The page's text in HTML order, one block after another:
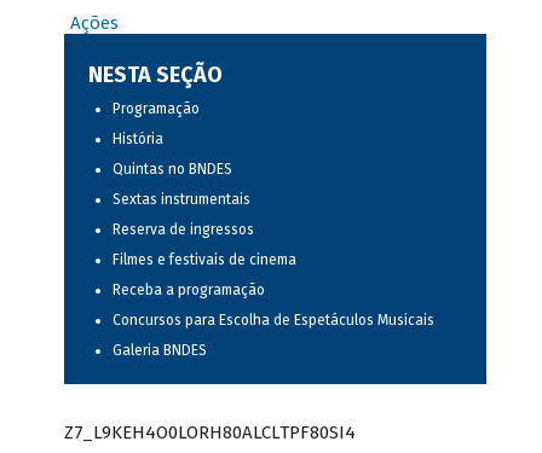
Ações
NESTA SEÇÃO
Programação
História
Quintas no BNDES
Sextas instrumentais
Reserva de ingressos
Filmes e festivais de cinema
Receba a programação
Concursos para Escolha de Espetáculos Musicais
Galeria BNDES
Z7_L9KEH4O0LORH80ALCLTPF80SI4